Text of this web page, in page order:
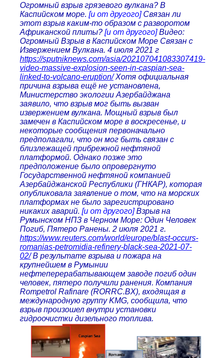
Огромный взрыв грязевого вулкана? В
Каспийском море. [и от другого] Связан ли
этот взрыв каким-то образом с разворотом
Африканской плиты? [и от другого] Видео:
Огромный Взрыв в Каспийском Море Связан с
Извержением Вулкана. 4 июля 2021 г
https://sputniknews.com/asia/202107041083307419-
video-massive-explosion-seen-in-caspian-sea-
linked-to-volcano-eruption/Хотя официальная
причина взрыва ещё не установлена,
Министерство экологии Азербайджана
заявило, что взрыв мог быть вызван
извержением вулкана. Мощный взрыв был
замечен в Каспийском море в воскресенье, и
некоторые сообщения первоначально
предполагали, что он мог быть связан с
близлежащей прибрежной нефтяной
платформой. Однако позже это
предположение было опровергнуто
Государственной нефтяной компанией
Азербайджанской Республики (ГНКАР), которая
опубликовала заявление о том, что на морских
платформах не было зарегистрировано
никаких аварий. [и от другого] Взрыв на
Румынском НПЗ в Черном Море: Один Человек
Погиб, Пятеро Ранены. 2 июля 2021 г.
https://www.reuters.com/world/europe/blast-occurs-
romanias-petromidia-refinery-black-sea-2021-07-
02/В результате взрыва и пожара на
крупнейшем в Румынии
нефтеперерабатывающем заводе погиб один
человек, пятеро получили ранения. Компания
Rompetrol Rafinare (RORRC.BX), входящая в
международную группу KMG, сообщила, что
взрыв произошел внутри установки
гидроочистки дизельного топлива.